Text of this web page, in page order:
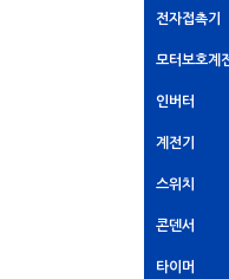
전자접촉기
모터보호계
인버터
계전기
스위치
콘덴서
타이머